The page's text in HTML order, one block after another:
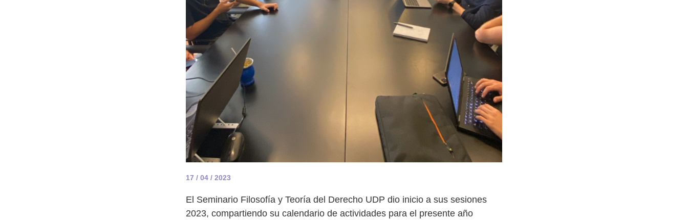
17 / 04 / 2023
El Seminario Filosofía y Teoría del Derecho UDP dio inicio a sus sesiones
2023, compartiendo su calendario de actividades para el presente año